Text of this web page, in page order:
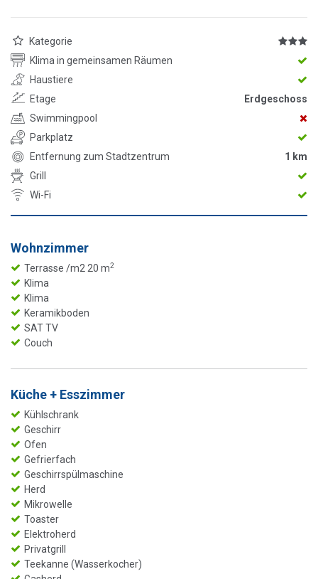
Kategorie
Klima in gemeinsamen Räumen
Haustiere
Etage
Erdgeschoss
Swimmingpool
Parkplatz
Entfernung zum Stadtzentrum
1 km
Grill
Wi-Fi
Wohnzimmer
Terrasse /m2 20 m2
Klima
Klima
Keramikboden
SAT TV
Couch
Küche + Esszimmer
Kühlschrank
Geschirr
Ofen
Gefrierfach
Geschirrspülmaschine
Herd
Mikrowelle
Toaster
Elektroherd
Privatgrill
Teekanne (Wasserkocher)